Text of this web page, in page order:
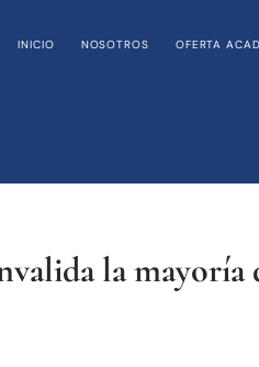
INICIO NOSOTROS OFERTA
la mayoría